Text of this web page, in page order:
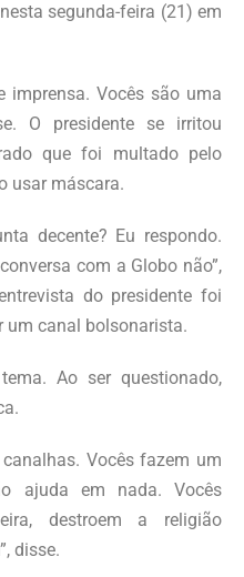
segunda-feira (21) em
imprensa. Vocês são uma
O presidente se irritou
que foi multado pelo
usar máscara.
decente? Eu respondo.
com a Globo não”,
do presidente foi
um canal bolsonarista.
Ao ser questionado,
Vocês fazem um
ajuda em nada. Vocês
destroem a religião
disse.